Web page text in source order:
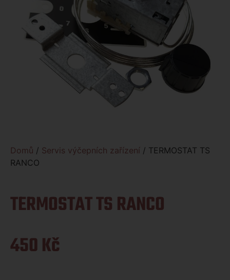
Domů / Servis výčepních zařízení / TERMOSTAT TS
RANCO
TERMOSTAT TS RANCO
450Kč